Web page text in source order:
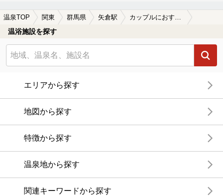
温泉TOP 関東 群馬県 矢倉駅 カップルにおすすめの矢倉駅近くの温泉、日帰り温泉、スーパー銭湯おすすめ
温浴施設を探す
エリアから探す
地図から探す
特徴から探す
温泉地から探す
関連キーワードから探す